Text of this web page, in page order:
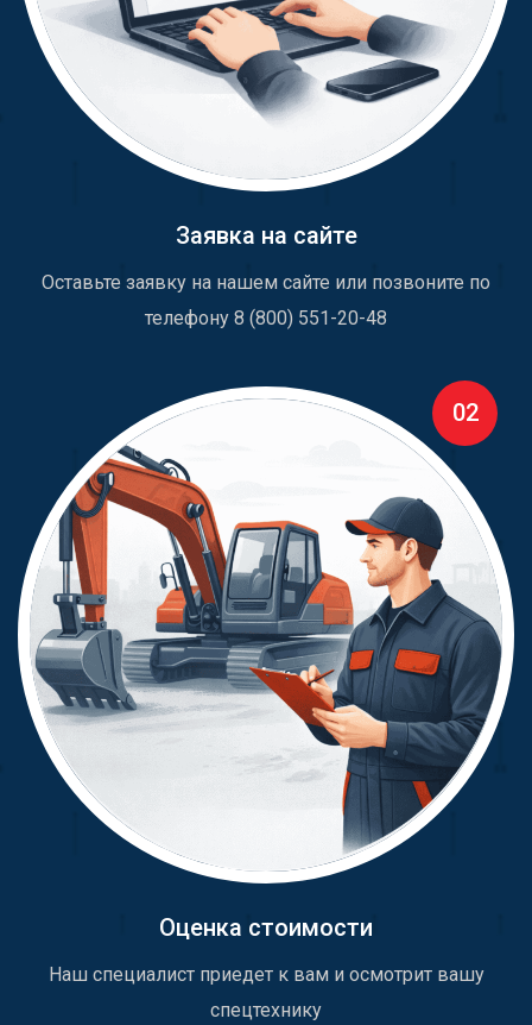
Заявка на сайте
Оставьте заявку на нашем сайте или позвоните по
телефону 8 (800) 551-20-48
02
Оценка стоимости
Наш специалист приедет к вам и осмотрит вашу
спецтехнику